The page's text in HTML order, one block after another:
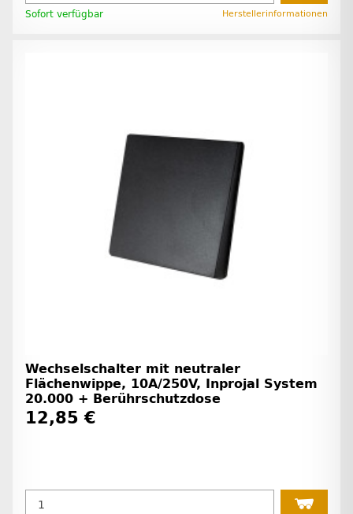
Sofort verfügbar Herstellerinformationen
Wechselschalter mit neutraler
Flächenwippe, 10A/250V, Inprojal System
20.000 + Berührschutzdose
12,85 €